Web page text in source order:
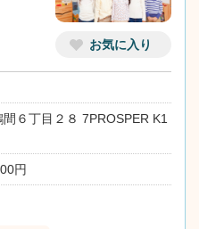
お気に入り
６丁目２８ 7PROSPER K1
円